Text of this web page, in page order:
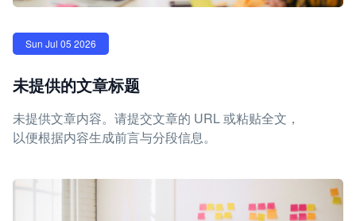
Sun Jul 05 2026
未提供的文章标题
未提供文章内容。请提交文章的 URL 或粘贴全文，
以便根据内容生成前言与分段信息。